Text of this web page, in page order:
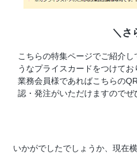
＼さ
こちらの特集ページでご紹介
うなプライスカードをつけてお
業務会員様であればこちらの
認・発注がいただけますのでぜ
いかがでしたでしょうか、現在